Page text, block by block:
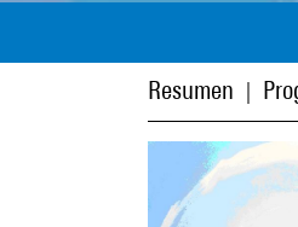
Resumen